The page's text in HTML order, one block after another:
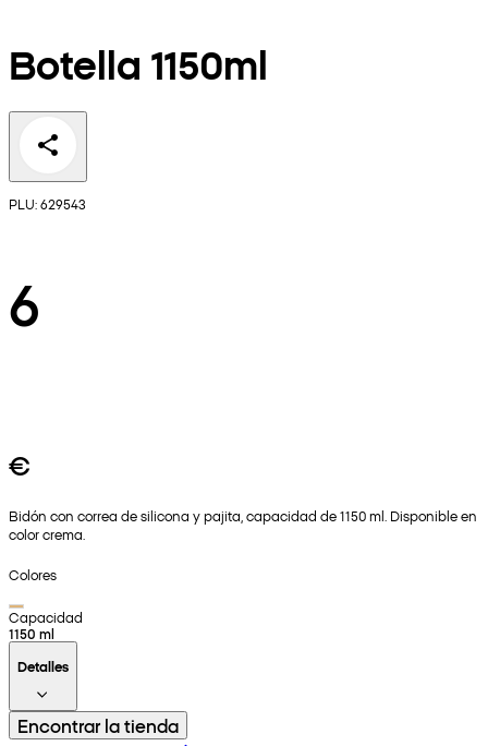
Botella 1150ml
PLU: 629543
6
€
Bidón con correa de silicona y pajita, capacidad de 1150 ml. Disponible en
color crema.
Colores
Capacidad
1150 ml
Detalles
Encontrar la tienda